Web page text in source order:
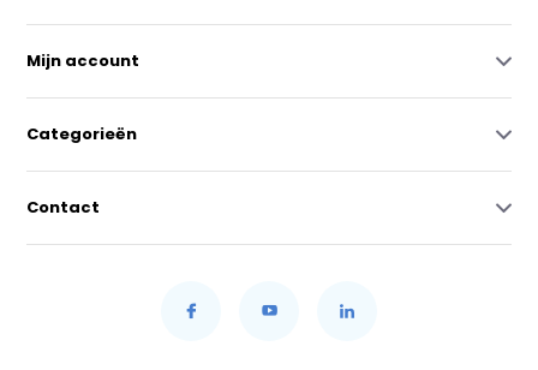
Mijn account
Categorieën
Contact